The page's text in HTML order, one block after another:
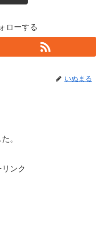
ローする
いぬまる
。
ンク